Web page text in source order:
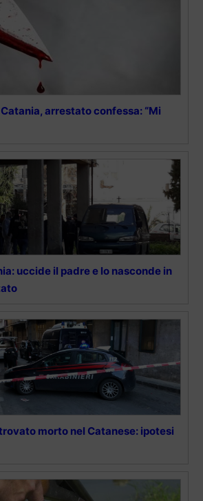
arrestato confessa: “Mi
uccide il padre e lo nasconde in
morto nel Catanese: ipotesi